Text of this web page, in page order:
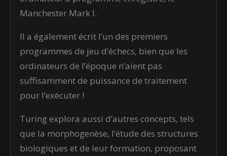
Manchester Mark I.
Il a également écrit l’un des premiers
programmes de jeu d’échecs, bien que les
ordinateurs de l’époque n’aient pas
suffisamment de puissance de traitement
pour l’exécuter !
Turing explora aussi d’autres concepts, tels
que la morphogenèse, l’étude des structures
biologiques et de leur formation, proposant